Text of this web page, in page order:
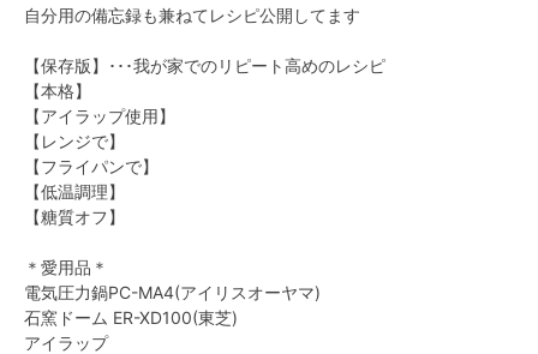
自分用の備忘録も兼ねてレシピ公開してます
【保存版】･･･我が家でのリピート高めのレシピ
【本格】
【アイラップ使用】
【レンジで】
【フライパンで】
【低温調理】
【糖質オフ】
＊愛用品＊
電気圧力鍋PC-MA4(アイリスオーヤマ)
石窯ドーム ER-XD100(東芝)
アイラップ